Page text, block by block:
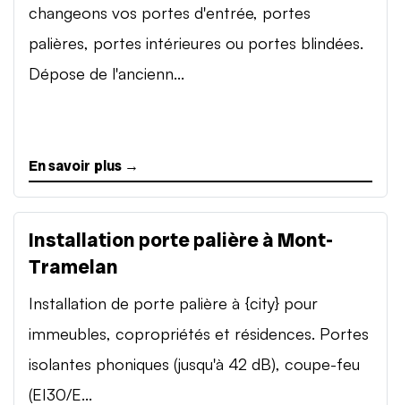
changeons vos portes d'entrée, portes
palières, portes intérieures ou portes blindées.
Dépose de l'ancienn...
En savoir plus →
Installation porte palière à Mont-
Tramelan
Installation de porte palière à {city} pour
immeubles, copropriétés et résidences. Portes
isolantes phoniques (jusqu'à 42 dB), coupe-feu
(EI30/E...